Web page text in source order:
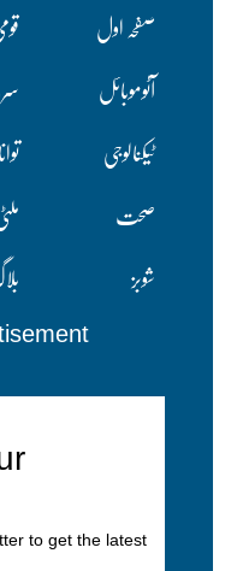
صفحہ اول
آٹوموبائل
ٹیکنالوجی
صحت
شوبز
to get the latest